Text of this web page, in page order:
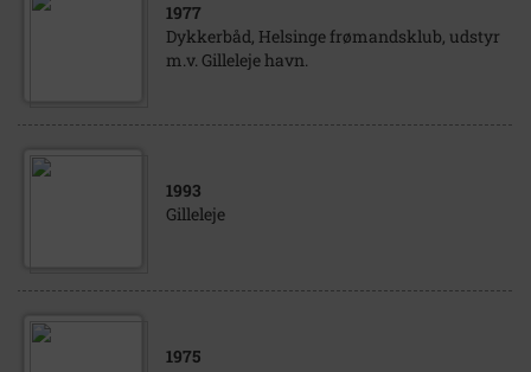
1977
Dykkerbåd, Helsinge frømandsklub, udstyr
m.v. Gilleleje havn.
1993
Gilleleje
1975